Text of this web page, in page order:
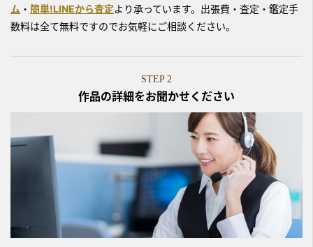
ム ・ 簡単!LINEから査定より承っています。出張費・査定・鑑定手
数料は全て無料ですのでお気軽にご相談ください。
STEP 2
作品の詳細をお聞かせください